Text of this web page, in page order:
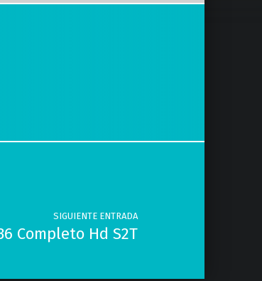
SIGUIENTE ENTRADA
Completo Hd S2T